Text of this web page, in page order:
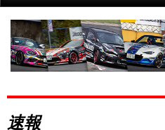
トップ
全日本ジムカーナ選手権と
レポート
速報